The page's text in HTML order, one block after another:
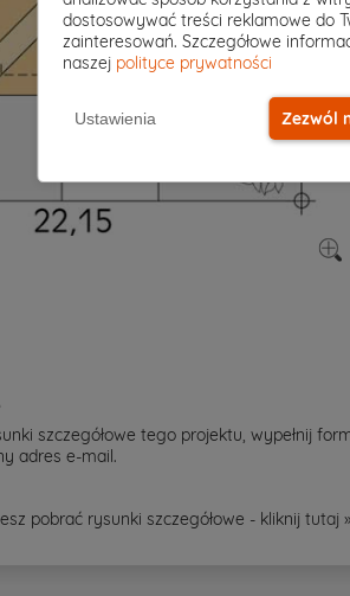
szczegółowe tego projektu, wypełnij
adres e-mail.
pobrać rysunki szczegółowe - kliknijtutaj »
dostosowywać treści reklamowe do
zainteresowań. Szczegółowe
naszej polityce prywatności
Ustawienia Zezwól